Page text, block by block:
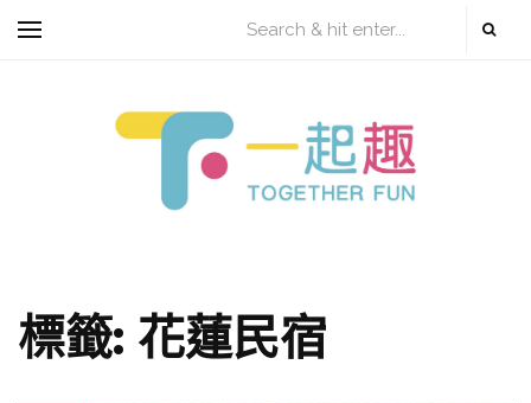
標籤: 花蓮民宿